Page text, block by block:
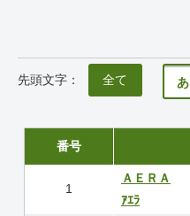
先頭文字： 全て あ
番号
1
ＡＥＲＡ
ｱｴﾗ